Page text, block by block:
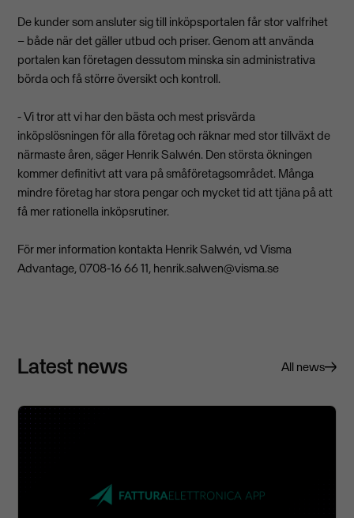
De kunder som ansluter sig till inköpsportalen får stor valfrihet
– både när det gäller utbud och priser. Genom att använda
portalen kan företagen dessutom minska sin administrativa
börda och få större översikt och kontroll.
- Vi tror att vi har den bästa och mest prisvärda
inköpslösningen för alla företag och räknar med stor tillväxt de
närmaste åren, säger Henrik Salwén. Den största ökningen
kommer definitivt att vara på småföretagsområdet. Många
mindre företag har stora pengar och mycket tid att tjäna på att
få mer rationella inköpsrutiner.
För mer information kontakta Henrik Salwén, vd Visma
Advantage, 0708-16 66 11, henrik.salwen@visma.se
Latest news All news